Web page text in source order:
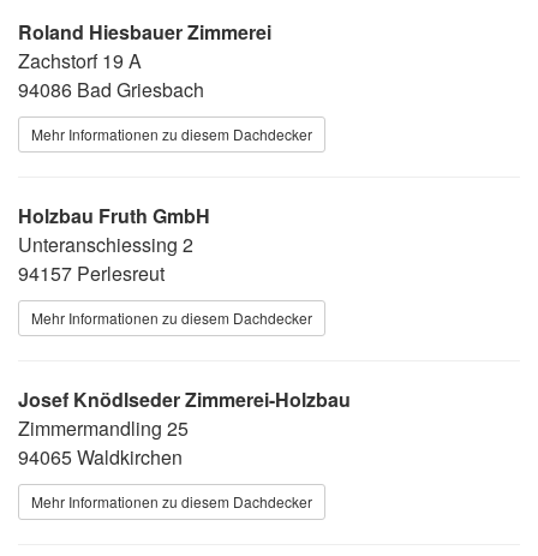
Roland Hiesbauer Zimmerei
Zachstorf 19 A
94086 Bad Griesbach
Mehr Informationen zu diesem Dachdecker
Holzbau Fruth GmbH
Unteranschiessing 2
94157 Perlesreut
Mehr Informationen zu diesem Dachdecker
Josef Knödlseder Zimmerei-Holzbau
Zimmermandling 25
94065 Waldkirchen
Mehr Informationen zu diesem Dachdecker